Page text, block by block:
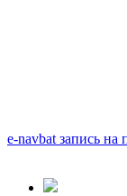
e-navbat запись на